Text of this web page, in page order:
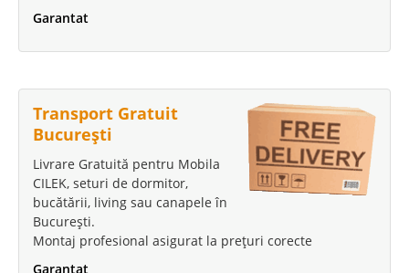
Garantat
Transport Gratuit
București
Livrare Gratuită pentru Mobila
CILEK, seturi de dormitor,
bucătării, living sau canapele în
București.
Montaj profesional asigurat la prețuri corecte
Garantat